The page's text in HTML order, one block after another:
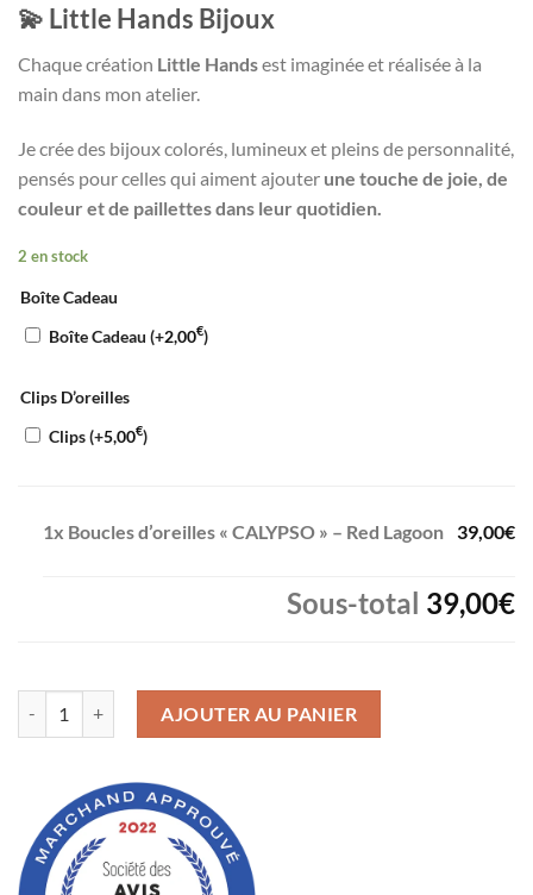
💫 Little Hands Bijoux
Chaque création Little Handsest imaginée et réalisée à la
main dans mon atelier.
Je crée des bijoux colorés, lumineux et pleins de personnalité,
pensés pour celles qui aiment ajouter une touche de joie, de
couleur et de paillettes dans leur quotidien.
2 en stock
Boîte Cadeau
Boîte Cadeau (+2,00€)
Clips D’oreilles
Clips (+5,00€)
1x Boucles d’oreilles « CALYPSO » – Red Lagoon 39,00€
Sous-total 39,00€
AJOUTER AU PANIER